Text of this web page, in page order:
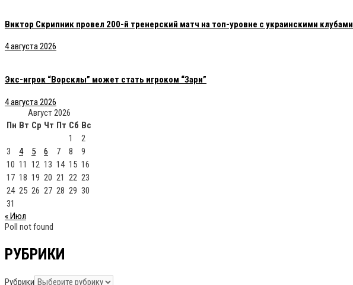
Виктор Скрипник провел 200-й тренерский матч на топ-уровне с украинскими клубами
4 августа 2026
Экс-игрок “Ворсклы” может стать игроком “Зари”
4 августа 2026
Август 2026
Пн Вт Ср Чт Пт Сб Вс
1
2
3
4 5 6 7 8
9
10 11 12 13 14 15 16
17 18 19 20 21 22 23
24 25 26 27 28 29 30
31
« Июл
Poll not found
РУБРИКИ
Рубрики